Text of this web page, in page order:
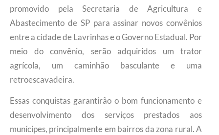
promovido pela Secretaria de Agricultura e
Abastecimento de SP para assinar novos convênios
entre a cidade de Lavrinhas e o Governo Estadual. Por
meio do convênio, serão adquiridos um trator
agrícola, um caminhão basculante e uma
retroescavadeira.
Essas conquistas garantirão o bom funcionamento e
desenvolvimento dos serviços prestados aos
munícipes, principalmente em bairros da zona rural. A